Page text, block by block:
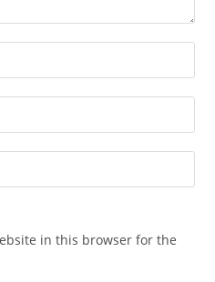
in this browser for the